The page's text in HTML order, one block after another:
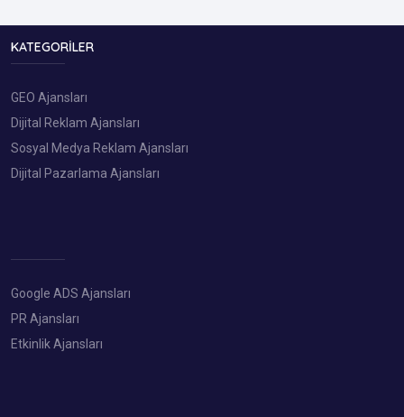
KATEGORILER
GEO Ajansları
Dijital Reklam Ajansları
Sosyal Medya Reklam Ajansları
Dijital Pazarlama Ajansları
Google ADS Ajansları
PR Ajansları
Etkinlik Ajansları